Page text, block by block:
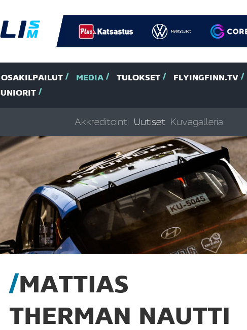
OSAKILPAILUT MEDIA TULOKSET FLYINGFINN.TV
JUNIORIT
Akkreditointi Uutiset Kuvagalleria
MATTIAS
THERMAN NAUTTI